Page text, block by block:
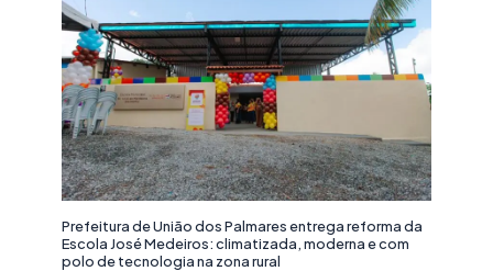
Prefeitura de União dos Palmares entrega reforma da
Escola José Medeiros: climatizada, moderna e com
polo de tecnologia na zona rural